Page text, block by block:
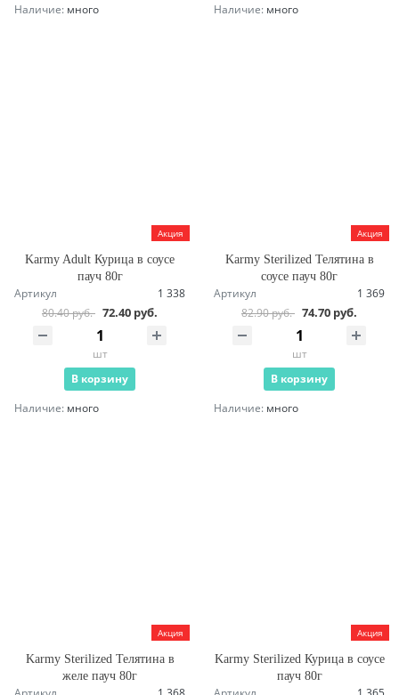
Наличие: много
Наличие: много
Акция
Karmy Adult Курица в соусе
пауч 80г
Артикул
1 338
80.40 руб. 72.40 руб.
шт
В корзину
Наличие: много
Акция
Karmy Sterilized Телятина в
соусе пауч 80г
Артикул
1 369
82.90 руб. 74.70 руб.
шт
В корзину
Наличие: много
Акция
Karmy Sterilized Телятина в
желе пауч 80г
Акция
Karmy Sterilized Курица в соусе
пауч 80г